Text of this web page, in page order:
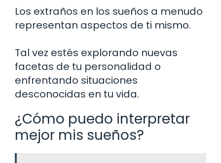
Los extraños en los sueños a menudo
representan aspectos de ti mismo.
Tal vez estés explorando nuevas
facetas de tu personalidad o
enfrentando situaciones
desconocidas en tu vida.
¿Cómo puedo interpretar
mejor mis sueños?